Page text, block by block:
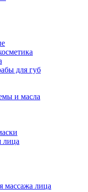
для губ
и масла
лица
массажа лица